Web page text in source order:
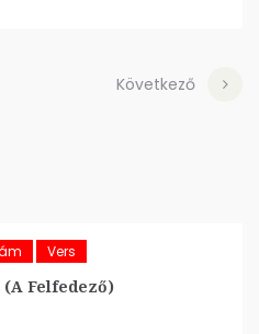
Következő
Vers
Felfedező)